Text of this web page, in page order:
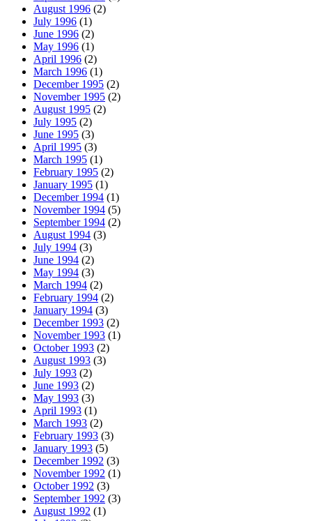
August 1996 (2)
July 1996 (1)
June 1996 (2)
May 1996 (1)
April 1996 (2)
March 1996 (1)
December 1995 (2)
November 1995 (2)
August 1995 (2)
July 1995 (2)
June 1995 (3)
April 1995 (3)
March 1995 (1)
February 1995 (2)
January 1995 (1)
December 1994 (1)
November 1994 (5)
September 1994 (2)
August 1994 (3)
July 1994 (3)
June 1994 (2)
May 1994 (3)
March 1994 (2)
February 1994 (2)
January 1994 (3)
December 1993 (2)
November 1993 (1)
October 1993 (2)
August 1993 (3)
July 1993 (2)
June 1993 (2)
May 1993 (3)
April 1993 (1)
March 1993 (2)
February 1993 (3)
January 1993 (5)
December 1992 (3)
November 1992 (1)
October 1992 (3)
September 1992 (3)
August 1992 (1)